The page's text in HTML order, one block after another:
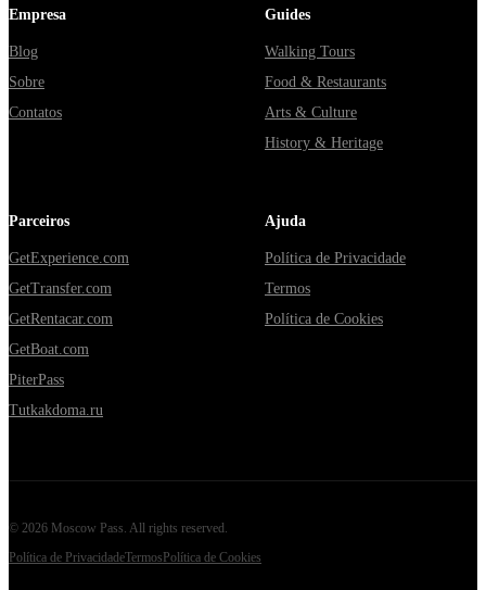
Empresa
Blog
Sobre
Contatos
Guides
Walking Tours
Food & Restaurants
Arts & Culture
History & Heritage
Parceiros
GetExperience.com
GetTransfer.com
GetRentacar.com
GetBoat.com
PiterPass
Tutkakdoma.ru
Ajuda
Política de Privacidade
Termos
Política de Cookies
© 2026 Moscow Pass. All rights reserved.
Política de PrivacidadeTermos Política de Cookies